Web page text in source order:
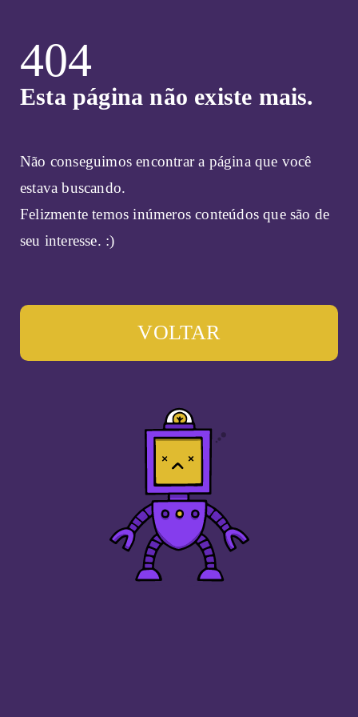
404
Esta página não existe mais.
Não conseguimos encontrar a página que você
estava buscando.
Felizmente temos inúmeros conteúdos que são de
seu interesse. :)
VOLTAR